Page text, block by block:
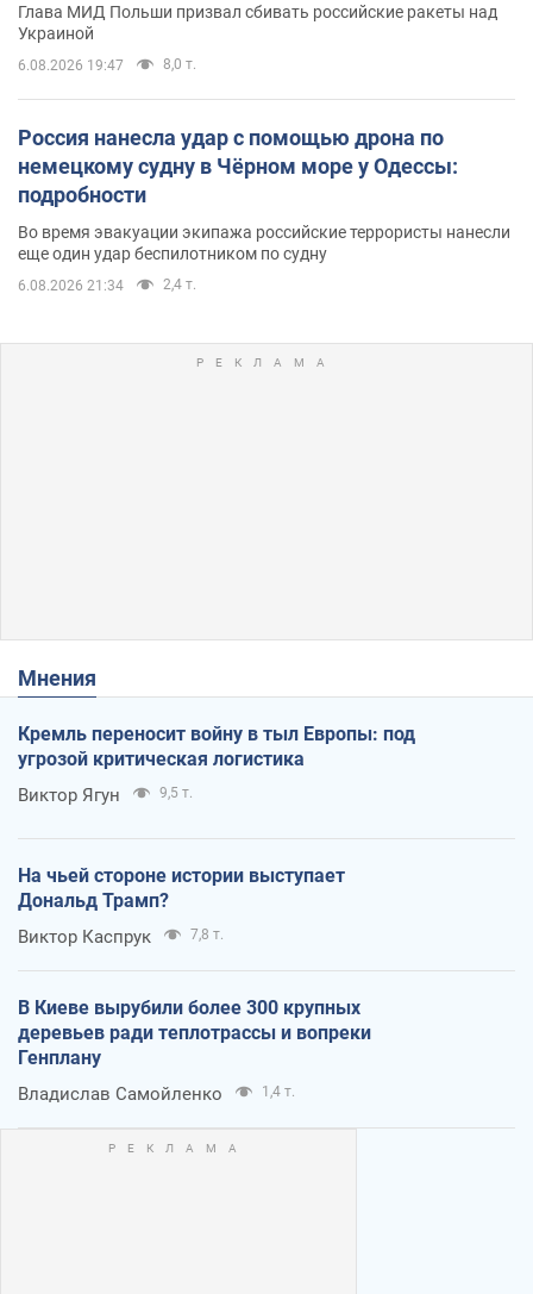
Глава МИД Польши призвал сбивать российские ракеты над
Украиной
6.08.2026 19:47 8,0 т.
Россия нанесла удар с помощью дрона по
немецкому судну в Чёрном море у Одессы:
подробности
Во время эвакуации экипажа российские террористы нанесли
еще один удар беспилотником по судну
6.08.2026 21:34 2,4 т.
Мнения
Кремль переносит войну в тыл Европы: под
угрозой критическая логистика
Виктор Ягун 9,5 т.
На чьей стороне истории выступает
Дональд Трамп?
Виктор Каспрук 7,8 т.
В Киеве вырубили более 300 крупных
деревьев ради теплотрассы и вопреки
Генплану
Владислав Самойленко 1,4 т.